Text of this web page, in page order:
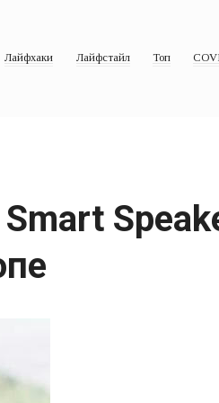
Лайфхаки Лайфстайл Топ